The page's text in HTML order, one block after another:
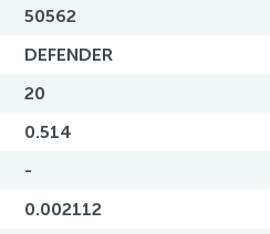
50562
DEFENDER
20
0.514
-
0.002112